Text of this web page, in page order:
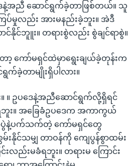
နဲ့အညီ ဆောင်ရွက်ခဲ့တာဖြစ်တယ်။ သူ
ပ်မှုလည်း အားမနည်းခဲ့ဘူး။ အဲဒီ
နိုင်ဘူူး။ တရားစွဲလည်း စွဲချင်ရာစွဲ။
ာ့ ကော်မရှင်ထဲမှာရွေးချယ်ခဲ့တုန်းက
က်ခဲ့တာမျိုးရှိပါလား။
။ ။ ဥပဒေနဲ့အညီဆောင်ရွက်လို့ရှိရင်
။ အခြေခံဥပဒေက အကာကွယ်
က်ပွဲနဲ့ပက်သက်တဲ့ ကော်မရှင်တွေ
းနိုင်သမျှ တာဝန်ကို ကျေပွန်စွာထမ်း
လည်းမခံရဘူး။ တရားမ ကြောင်း